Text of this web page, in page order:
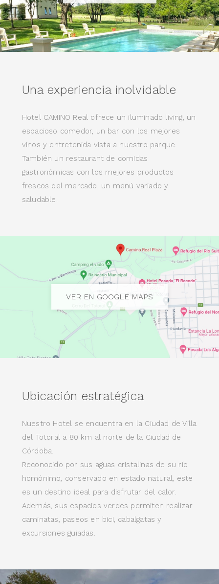
Una experiencia inolvidable
Hotel CAMINO Real ofrece un iluminado living, un
espacioso comedor, un bar con los mejores
vinos y entretenida vista a nuestro parque.
También un restaurant de comidas
gastronómicas con los mejores productos
frescos del mercado, un menú variado y
saludable.
VER EN GOOGLE MAPS
Ubicación estratégica
Nuestro Hotel se encuentra en la Ciudad de Villa
del Totoral a 80 km al norte de la Ciudad de
Córdoba.
Reconocido por sus aguas cristalinas de su río
homónimo, conservado en estado natural, este
es un destino ideal para disfrutar del calor.
Además, sus espacios verdes permiten realizar
caminatas, paseos en bici, cabalgatas y
excursiones guiadas.